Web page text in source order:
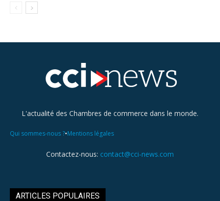
L'actualité des Chambres de commerce dans le monde.
Qui sommes-nous ?•Mentions légales
Contactez-nous: contact@cci-news.com
ARTICLES POPULAIRES